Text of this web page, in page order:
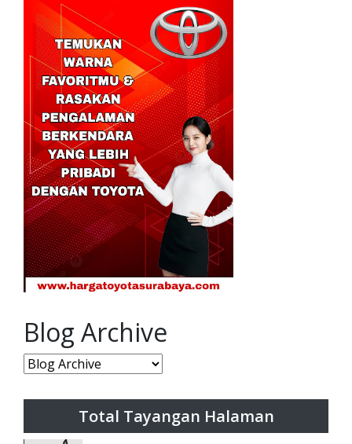
Blog Archive
Total Tayangan Halaman